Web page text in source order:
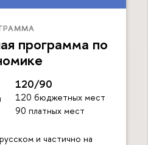
программа по
120/90
120 бюджетных мест
90 платных мест
и частично на